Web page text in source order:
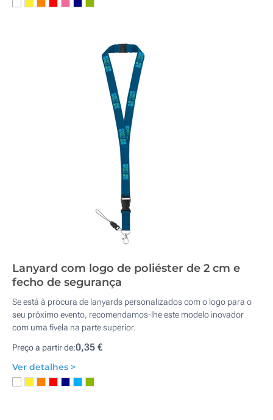
Lanyard com logo de poliéster de 2 cm e
fecho de segurança
Se está à procura de lanyards personalizados com o logo para o
seu próximo evento, recomendamos-lhe este modelo inovador
com uma fivela na parte superior.
Preço a partir de:0,35 €
Ver detalhes >